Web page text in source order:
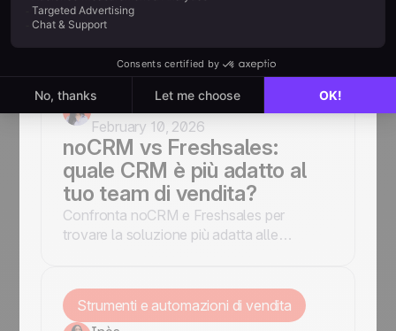
trovare la soluzione più adatta alle
esigenze della tua azienda. Scopri
funzionalità, vantaggi e svantaggi per
prendere una decisione consapevole.
Strumenti e automazioni di vendita
February 10, 2026
noCRM vs Freshsales:
quale CRM è più adatto al
tuo team di vendita?
Confronta noCRM e Freshsales per
trovare la soluzione più adatta alle
prendere una decisione consapevole.
Strumenti e automazioni di vendita